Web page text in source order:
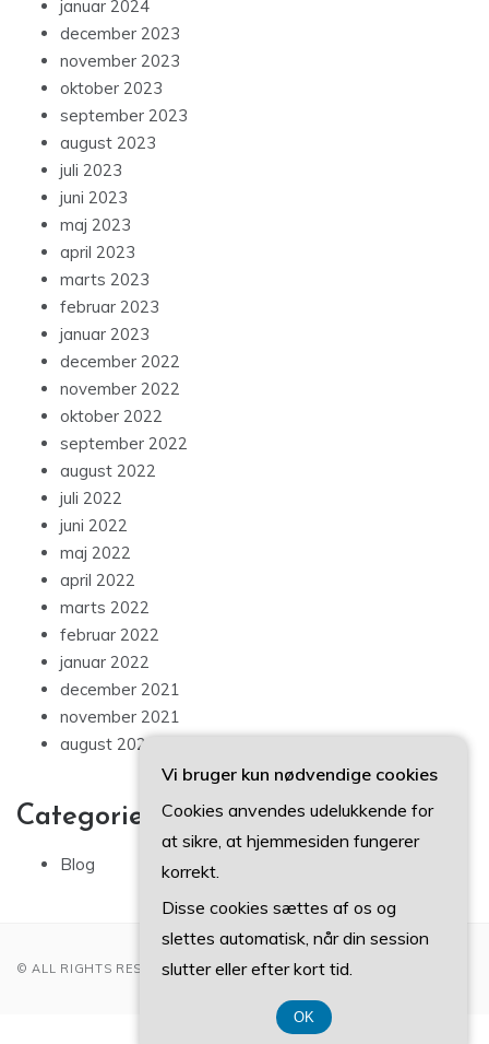
januar 2024
december 2023
november 2023
oktober 2023
september 2023
august 2023
juli 2023
juni 2023
maj 2023
april 2023
marts 2023
februar 2023
januar 2023
december 2022
november 2022
oktober 2022
september 2022
august 2022
juli 2022
juni 2022
maj 2022
april 2022
marts 2022
februar 2022
januar 2022
december 2021
november 2021
august 2021
Categories
Blog
© ALL RIGHTS RESERVED 2022
Vi bruger kun nødvendige cookies
Cookies anvendes udelukkende for
at sikre, at hjemmesiden fungerer
korrekt.
Disse cookies sættes af os og
slettes automatisk, når din session
slutter eller efter kort tid.
OK